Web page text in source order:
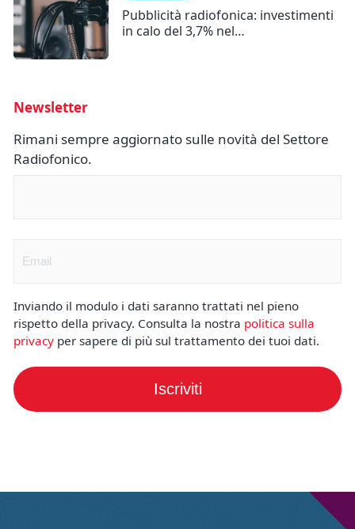
Pubblicità radiofonica: investimenti
in calo del 3,7% nel…
Newsletter
Rimani sempre aggiornato sulle novità del Settore
Radiofonico.
Inviando il modulo i dati saranno trattati nel pieno
rispetto della privacy. Consulta la nostra politica sulla
privacy per sapere di più sul trattamento dei tuoi dati.
Iscriviti